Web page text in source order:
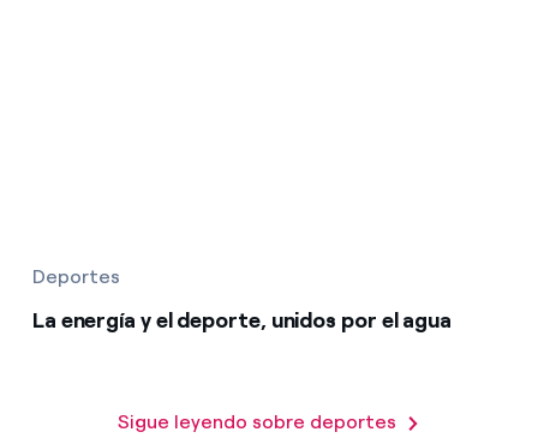
Deportes
La energía y el deporte, unidos por el agua
Sigue leyendo sobre deportes